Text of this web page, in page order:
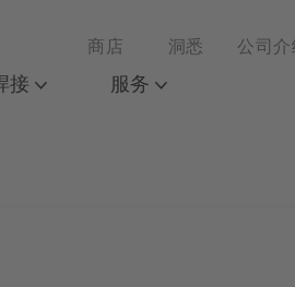
商店 洞悉 公司介
接 服务